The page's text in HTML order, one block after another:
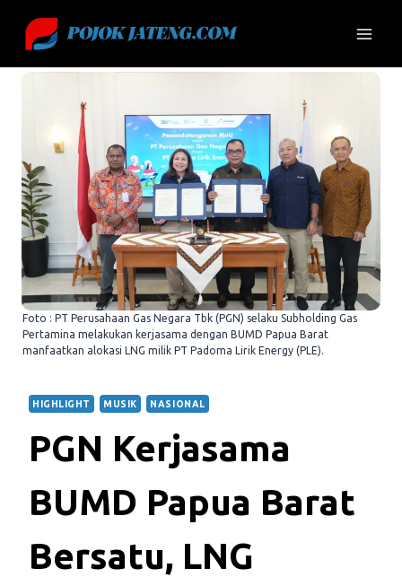
content
Foto : PT Perusahaan Gas Negara Tbk (PGN) selaku Subholding Gas
Pertamina melakukan kerjasama dengan BUMD Papua Barat
manfaatkan alokasi LNG milik PT Padoma Lirik Energy (PLE).
HIGHLIGHT MUSIK NASIONAL
PGN Kerjasama
BUMD Papua Barat
Bersatu, LNG